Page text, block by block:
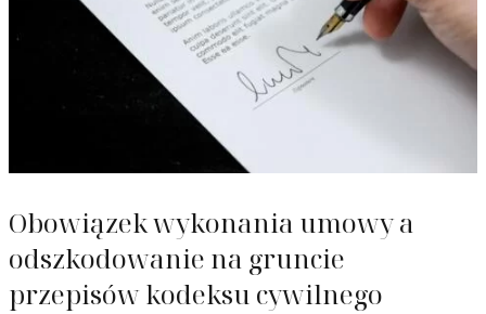
Obowiązek wykonania umowy a
odszkodowanie na gruncie
przepisów kodeksu cywilnego